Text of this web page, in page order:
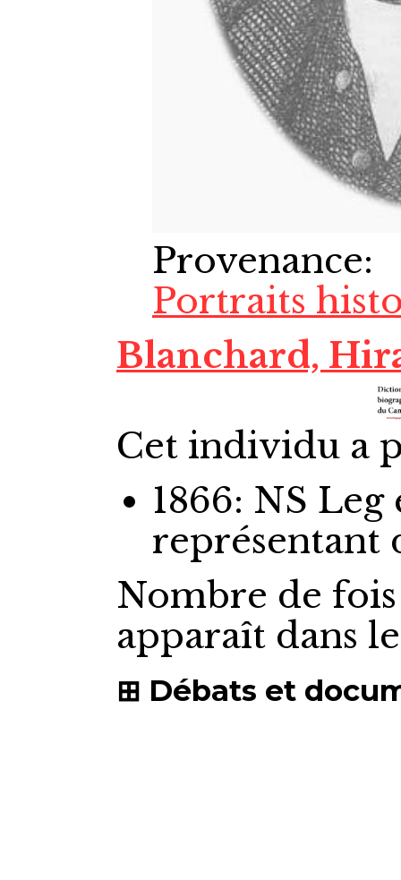
Provenance:
Portraits
Blanchard,
Cet individu a
1866: NS Leg
représentant
Nombre de
apparaît dans
Débats et